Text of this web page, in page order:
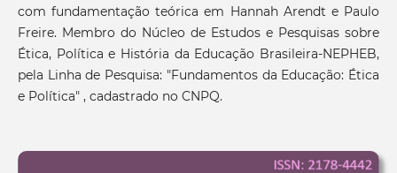
com fundamentação teórica em Hannah Arendt e Paulo
Freire. Membro do Núcleo de Estudos e Pesquisas sobre
Ética, Política e História da Educação Brasileira-NEPHEB,
pela Linha de Pesquisa: "Fundamentos da Educação: Ética
e Política" , cadastrado no CNPQ.